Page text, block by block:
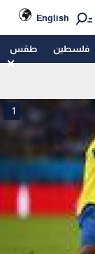
English
فلسطين طقس
1